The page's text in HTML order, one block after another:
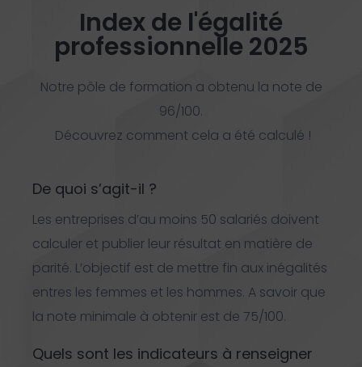
Index de l'égalité
professionnelle 2025
Notre pôle de formation a obtenu la note de
96/100.
Découvrez comment cela a été calculé !
De quoi s’agit-il ?
Les entreprises d’au moins 50 salariés doivent
calculer et publier leur résultat en matière de
parité. L’objectif est de mettre fin aux inégalités
entres les femmes et les hommes. A savoir que
la note minimale à obtenir est de 75/100.
Quels sont les indicateurs à renseigner